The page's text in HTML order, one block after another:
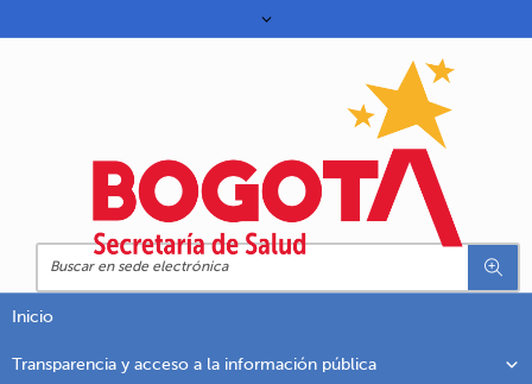
Inicio
Transparencia y acceso a la información pública